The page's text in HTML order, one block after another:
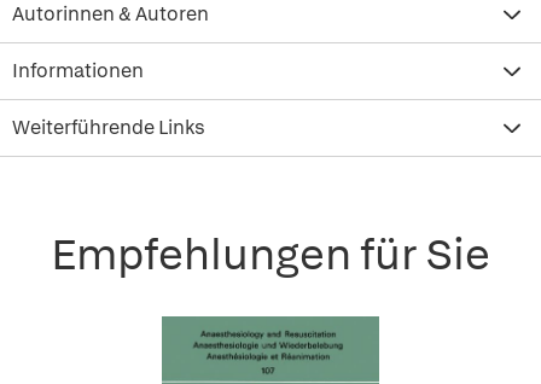
Autorinnen & Autoren
Informationen
Weiterführende Links
Empfehlungen für Sie